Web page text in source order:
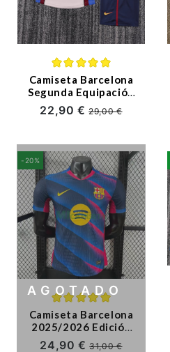
Camiseta Barcelona
Segunda Equipación
Retro 1998/99 Beige
Niño Kit
22,90 €29,00 €
-20%
Camiseta Barcelona
2025/2026 Edición
Especial Azul/Rosa
24,90 €31,00 €
AGOTADO